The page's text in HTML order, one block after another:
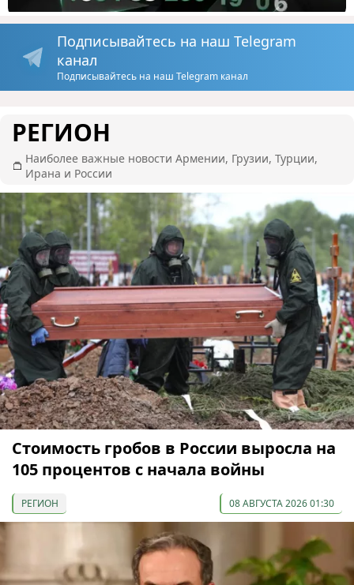
Подписывайтесь на наш Telegram
канал
Подписывайтесь на наш Telegram канал
РЕГИОН
Наиболее важные новости Армении, Грузии, Турции,
Ирана и России
Стоимость гробов в России выросла на
105 процентов с начала войны
РЕГИОН 08 АВГУСТА 2026 01:30